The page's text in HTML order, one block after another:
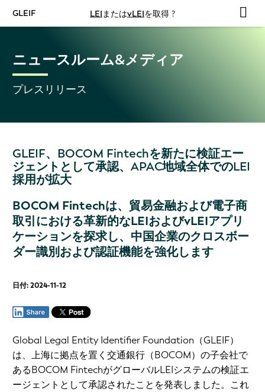
GLEIF LEIまたはvLEIを取得 ?
ニュースルーム&メディア
プレスリリース
GLEIF、BOCOM Fintechを新たに検証エー
ジェントとして承認、APAC地域全体でのLEI
採用が拡大
BOCOM Fintechは、貿易金融および電子商
取引における革新的なLEIおよびvLEIアプリ
ケーションを探求し、中国企業のクロスボー
ダー識別および認証機能を強化します
日付: 2024-11-12
Global Legal Entity Identifier Foundation（GLEIF）
は、上海に拠点を置く交通銀行（BOCOM）の子会社で
あるBOCOM FintechがグローバルLEIシステムの検証エ
ージェントとして承認されたことを発表しました。これ